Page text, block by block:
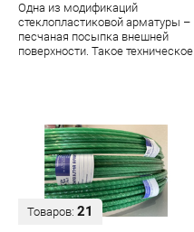
Одна из модификаций
стеклопластиковой арматуры –
песчаная посыпка внешней
поверхности. Такое техническое
Товаров: 21